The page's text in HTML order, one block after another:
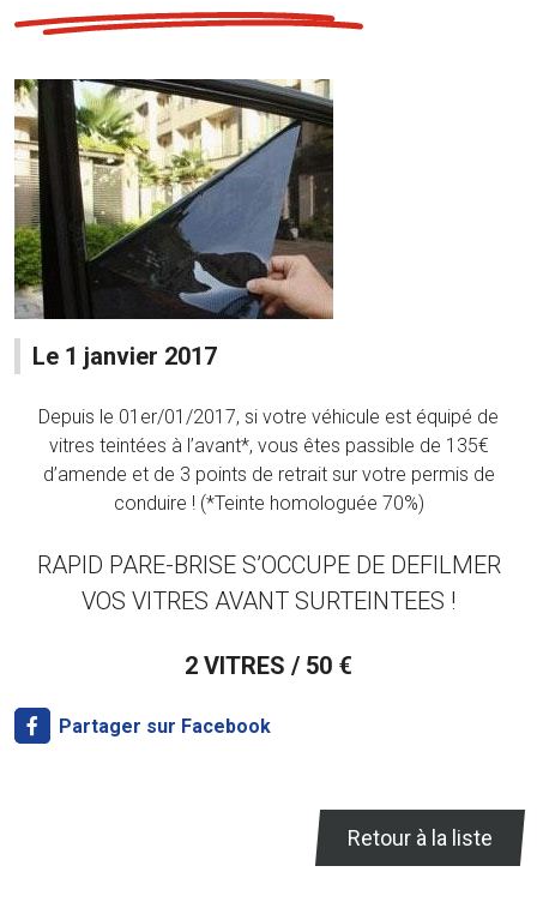
Le 1 janvier 2017
Depuis le 01er/01/2017, si votre véhicule est équipé de
vitres teintées à l’avant*, vous êtes passible de 135€
d’amende et de 3 points de retrait sur votre permis de
conduire ! (*Teinte homologuée 70%)
RAPID PARE-BRISE S’OCCUPE DE DEFILMER
VOS VITRES AVANT SURTEINTEES !
2 VITRES / 50 €
Partager sur Facebook
Retour à la liste